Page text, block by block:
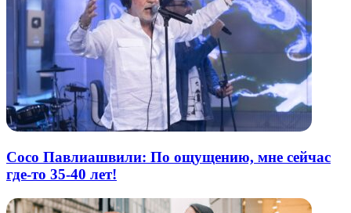
Сосо Павлиашвили: По ощущению, мне сейчас
где-то 35-40 лет!